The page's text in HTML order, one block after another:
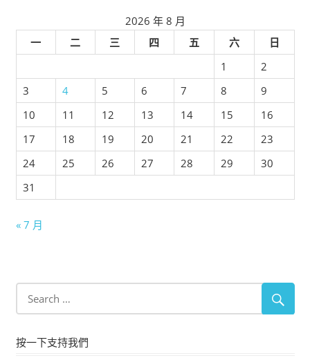
2026 年 8 月
一
二 三 四 五 六
日
1
2
3
4 5 6 7 8
9
10
11 12 13 14 15
16
17
18 19 20 21 22
23
24
25 26 27 28 29
30
31
« 7 月
按一下支持我們